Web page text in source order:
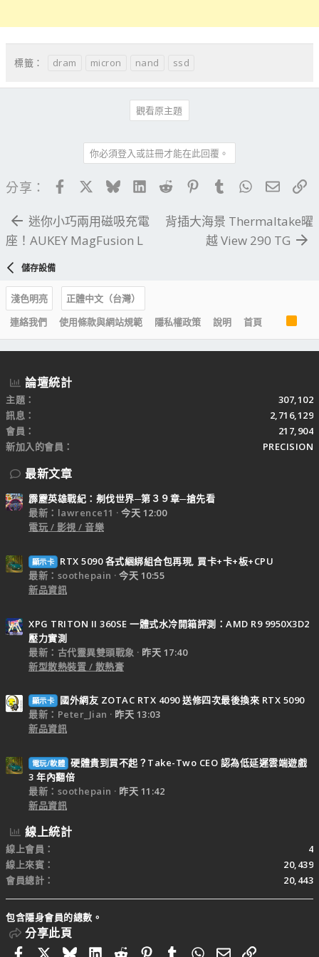
標籤： dram micron nand ssd
觀看原主題
你必須登入或註冊才能在此回覆。
分享： FacebookBlueskyLinkedIn
Reddit PinterestTumblrWhatsApp
電子
迷你小巧兩用磁吸充電
座！AUKEY MagFusion L
背插大海景 Thermaltake曜
越 View 290 TG
儲存設備
淺色明亮
正體中文（台灣）
連絡我們
使用條款與網站規範 隱私權政策 說明 首頁
R
S
S
論壇統計
主題
307,102
訊息
2,716,129
會員
217,904
新加入的會員
PRECISION
最新文章
霹靂英雄戰紀：刜伐世界─第３９章─搶先看
最新：lawrence11
今天 12:00
電玩 / 影視 / 音樂
顯示卡
RTX 5090 各式綑綁組合包再現, 買卡+卡+板+CPU
最新：soothepain
今天 10:55
新品資訊
XPG TRITON II 360SE 一體式水冷開箱評測：AMD R9 9950X3D2
壓力實測
最新：古代靈異雙頭戰象
昨天 17:40
新型散熱裝置 / 散熱膏
顯示卡
國外網友 ZOTAC RTX 4090 送修四次最後換來 RTX 5090
最新：Peter_Jian
昨天 13:03
新品資訊
電玩/軟體 硬體貴到買不起？Take-Two CEO 認為低延遲雲端遊戲
3 年內翻倍
最新：soothepain
昨天 11:42
新品資訊
線上統計
線上會員
4
線上來賓
20,439
會員總計
20,443
包含隱身會員的總數。
分享此頁
FacebookBlueskyLinkedIn
RedditPinterestTumblrWhatsApp
電子郵件
連結